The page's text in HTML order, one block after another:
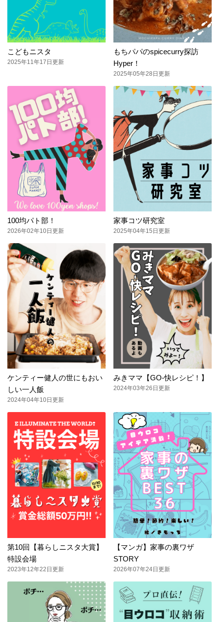
こどもニスタ
2025年11年17日更新
もちパパのspicecurry探訪
Hyper！
2025年05年28日更新
100均パト部！
2026年02年10日更新
家事コツ研究室
2025年04年15日更新
ケンティー健人の世にもおい
しい一人飯
2024年04年10日更新
みきママ【GO-快レシピ！】
2024年03年26日更新
第10回【暮らしニスタ大賞】
特設会場
2023年12年22日更新
【マンガ】家事の裏ワザ
STORY
2026年07年24日更新